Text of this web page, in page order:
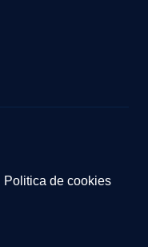
Politica de cookies